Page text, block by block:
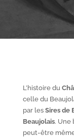
L’histoire du
celle du
par les Sires de
Beaujolais. Une
peut-être